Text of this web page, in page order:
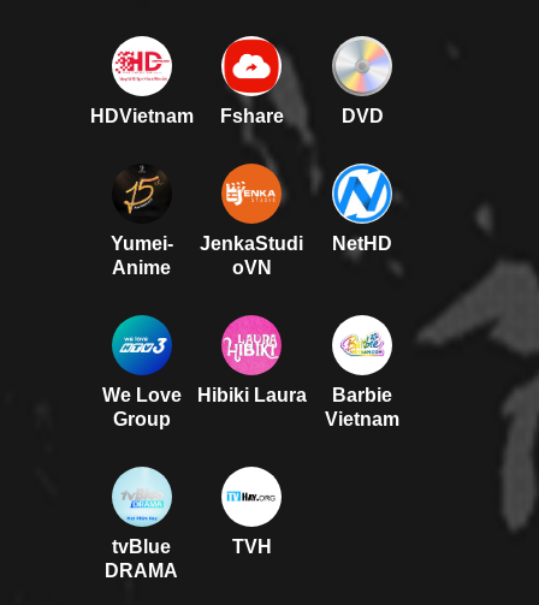
HDVietnam Fshare DVD
Yumei-
Anime
JenkaStudi
oVN
NetHD
We Love
Group
Hibiki Laura
Barbie
Vietnam
tvBlue
DRAMA
TVH